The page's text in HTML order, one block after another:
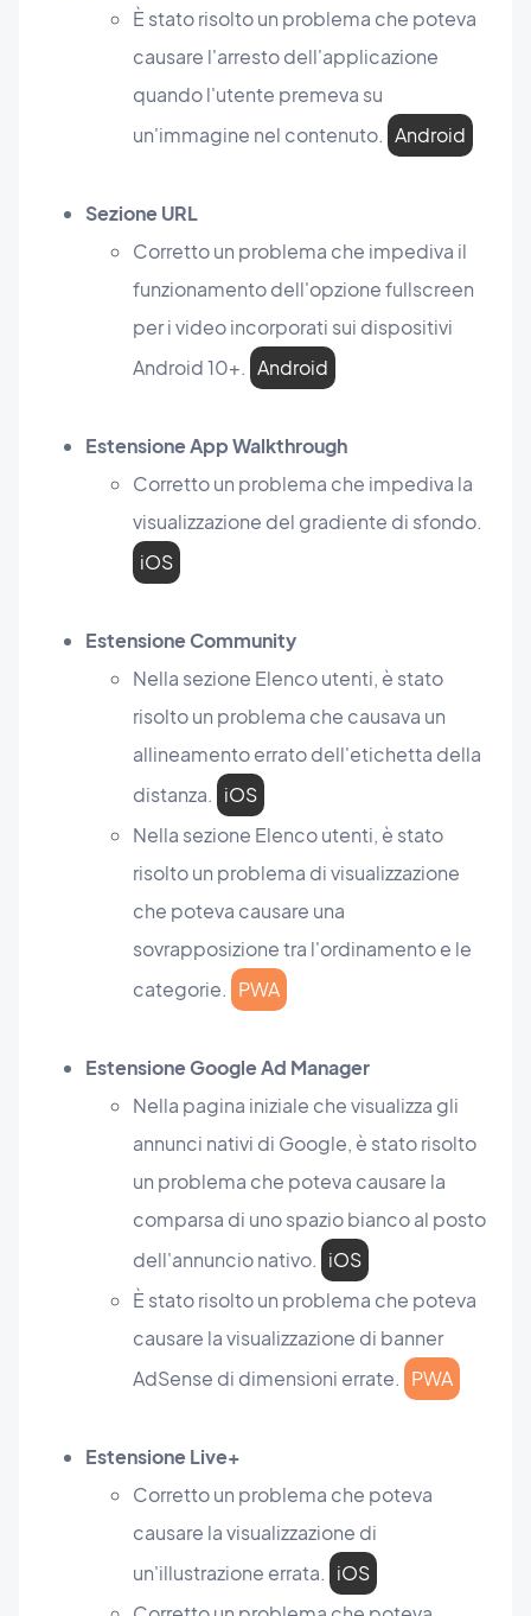
È stato risolto un problema che poteva
causare l'arresto dell'applicazione
quando l'utente premeva su
un'immagine nel contenuto. Android
Sezione URL
Corretto un problema che impediva il
funzionamento dell'opzione fullscreen
per i video incorporati sui dispositivi
Android 10+. Android
Estensione App Walkthrough
Corretto un problema che impediva la
visualizzazione del gradiente di sfondo.
iOS
Estensione Community
Nella sezione Elenco utenti, è stato
risolto un problema che causava un
allineamento errato dell'etichetta della
distanza. iOS
Nella sezione Elenco utenti, è stato
risolto un problema di visualizzazione
che poteva causare una
sovrapposizione tra l'ordinamento e le
categorie. PWA
Estensione Google Ad Manager
Nella pagina iniziale che visualizza gli
annunci nativi di Google, è stato risolto
un problema che poteva causare la
comparsa di uno spazio bianco al posto
dell'annuncio nativo. iOS
È stato risolto un problema che poteva
causare la visualizzazione di banner
AdSense di dimensioni errate. PWA
Estensione Live+
Corretto un problema che poteva
causare la visualizzazione di
un'illustrazione errata. iOS